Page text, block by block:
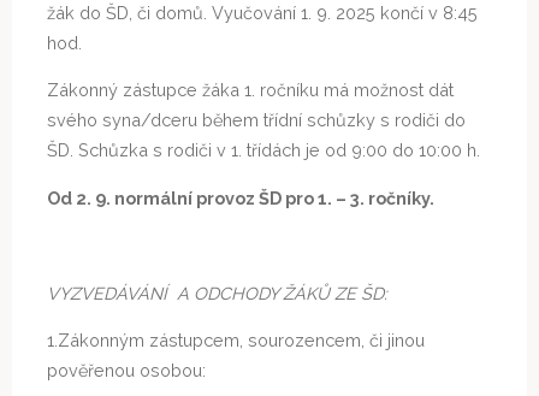
žák do ŠD, či domů. Vyučování 1. 9. 2025 končí v 8:45
hod.
Zákonný zástupce žáka 1. ročníku má možnost dát
svého syna/dceru během třídní schůzky s rodiči do
ŠD. Schůzka s rodiči v 1. třídách je od 9:00 do 10:00 h.
Od 2. 9. normální provoz ŠD pro 1. – 3. ročníky.
VYZVEDÁVÁNÍ A ODCHODY ŽÁKŮ ZE ŠD:
1.Zákonným zástupcem, sourozencem, či jinou
pověřenou osobou: